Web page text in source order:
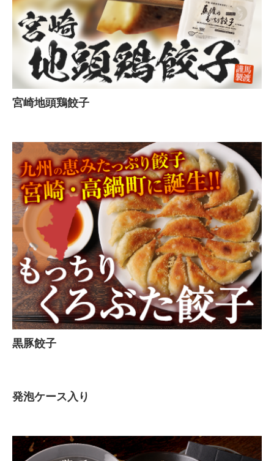
宮崎地頭鶏餃子
黒豚餃子
発泡ケース入り